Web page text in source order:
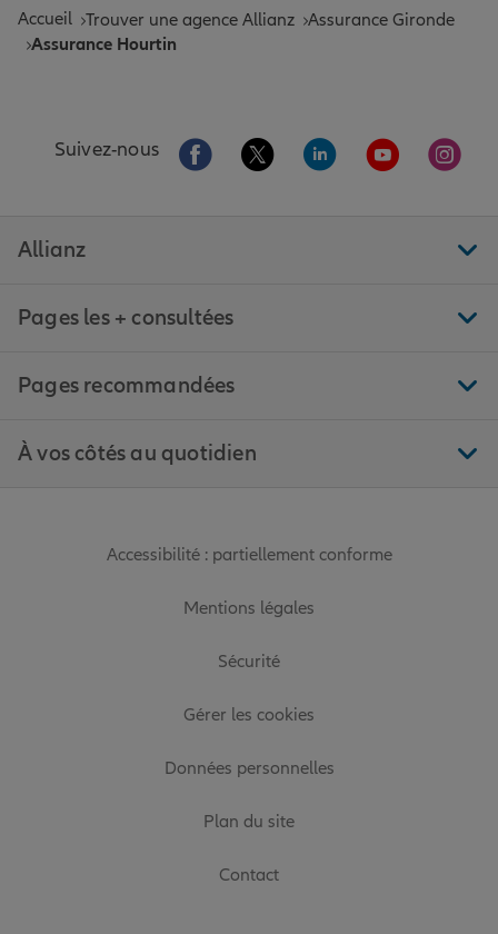
Accueil Trouver une agence Allianz Assurance Gironde
Assurance Hourtin
Suivez-nous Aller sur la page Facebook de Allianz
Aller sur la page Twitter de
Aller sur la page
Aller sur la
Aller
Allianz
Pages les + consultées
Pages recommandées
À vos côtés au quotidien
Accessibilité : partiellement conforme
Mentions légales
Sécurité
Gérer les cookies
Données personnelles
Plan du site
Contact